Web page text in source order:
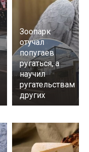
Зоопарк
отучал
попугаев
ругаться, а
научил
ругательствам
других